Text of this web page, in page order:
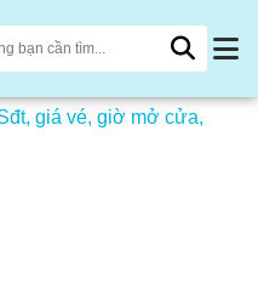
giá vé, giờ mở cửa,